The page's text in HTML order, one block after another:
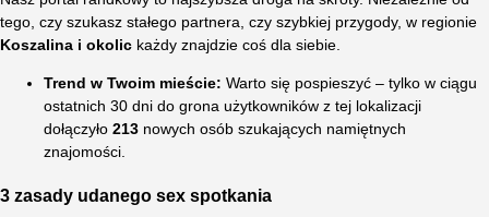
tego, czy szukasz stałego partnera, czy szybkiej przygody, w regionie
Koszalina i okolic każdy znajdzie coś dla siebie.
Trend w Twoim mieście: Warto się pospieszyć – tylko w ciągu
ostatnich 30 dni do grona użytkowników z tej lokalizacji
dołączyło 213 nowych osób szukających namiętnych
znajomości.
3 zasady udanego sex spotkania